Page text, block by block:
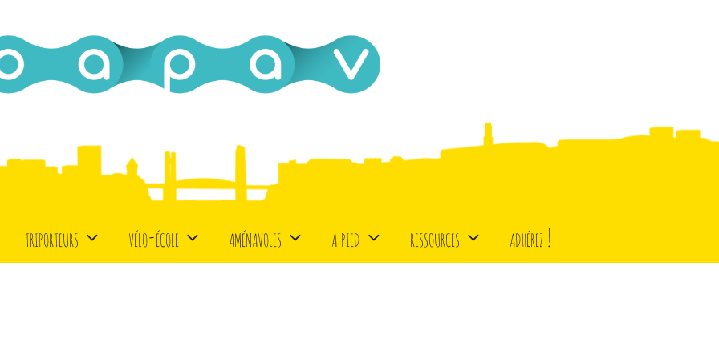
triporteurs vélo-école aménavoles a pied ressources adhérez !